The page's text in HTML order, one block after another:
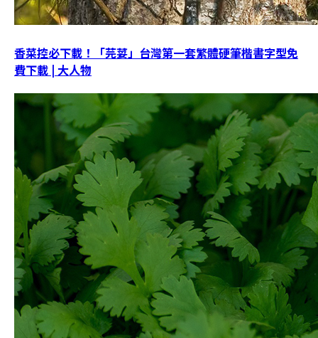
香菜控必下載！「芫荽」台灣第一套繁體硬筆楷書字型免
費下載 | 大人物